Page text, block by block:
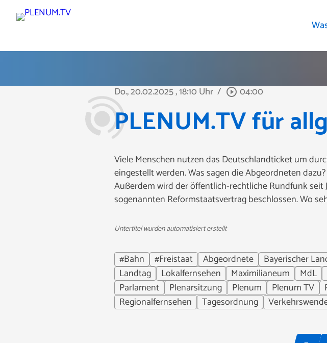
Do., 20.02.2025, 18:10 Uhr / play_circle_outline 04:00
PLENUM.TV für
Viele Menschen nutzen das Deutschlandticket um
eingestellt werden. Was sagen die Abgeordneten dazu?
Außerdem wird der öffentlich-rechtliche Rundfunk
sogenannten Reformstaatsvertrag beschlossen. Wo
Untertitel wurden automatisiert erstellt
#Bahn #Freistaat Abgeordnete Bayerischer
Landtag
Lokalfernsehen Maximilianeum MdL
Parlament
Plenarsitzung Plenum Plenum TV
Regionalfernsehen
Tagesordnung